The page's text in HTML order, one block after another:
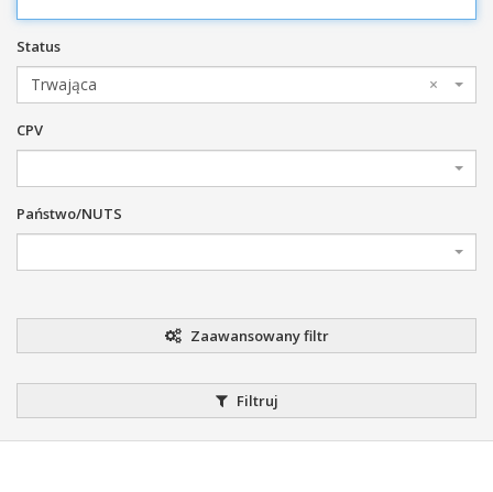
Status
×
Trwająca
CPV
Państwo/NUTS
Zaawansowany filtr
Filtruj